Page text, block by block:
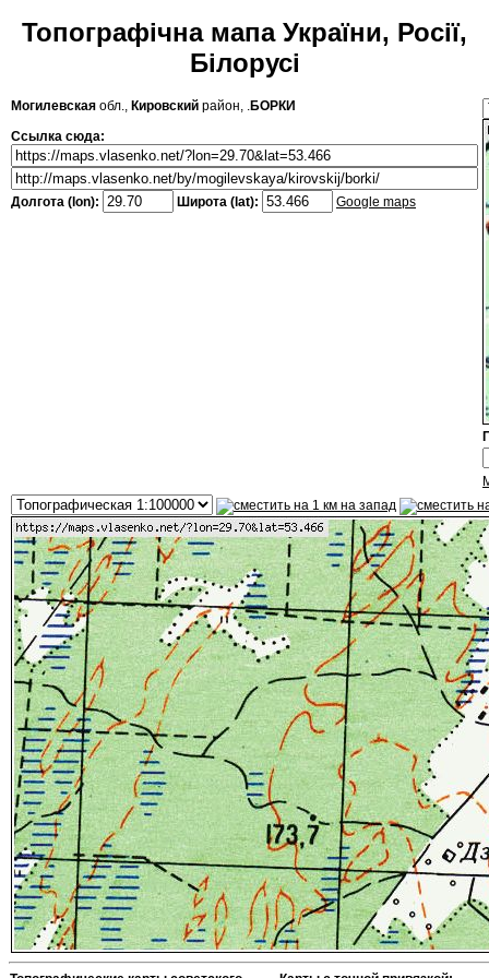
Топографічна мапа України, Росії,
Білорусі
Могилевская обл., Кировский район, .БОРКИ
Ссылка сюда:
Долгота (lon): Широта (lat): Google maps